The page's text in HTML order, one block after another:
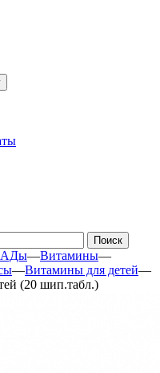
—Витамины—
—Витамины для детей—
(20 шип.табл.)